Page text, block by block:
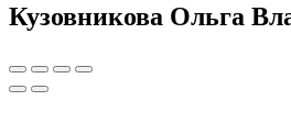
Кузовникова Ольга